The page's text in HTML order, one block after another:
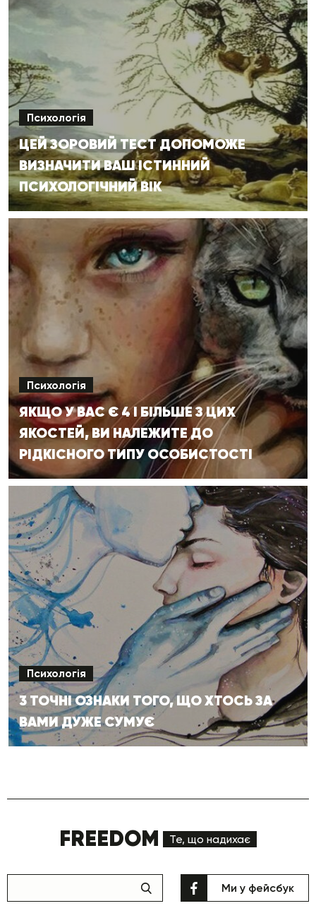
Психологія
ЦЕЙ ЗОРОВИЙ ТЕСТ ДОПОМОЖЕ
ВИЗНАЧИТИ ВАШ ІСТИННИЙ
ПСИХОЛОГІЧНИЙ ВІК
Психологія
ЯКЩО У ВАС Є 4 І БІЛЬШЕ З ЦИХ
ЯКОСТЕЙ, ВИ НАЛЕЖИТЕ ДО
РІДКІСНОГО ТИПУ ОСОБИСТОСТІ
Психологія
3 ТОЧНІ ОЗНАКИ ТОГО, ЩО ХТОСЬ ЗА
ВАМИ ДУЖЕ СУМУЄ
FREEDOM Те, що надихає
Ми у фейсбук